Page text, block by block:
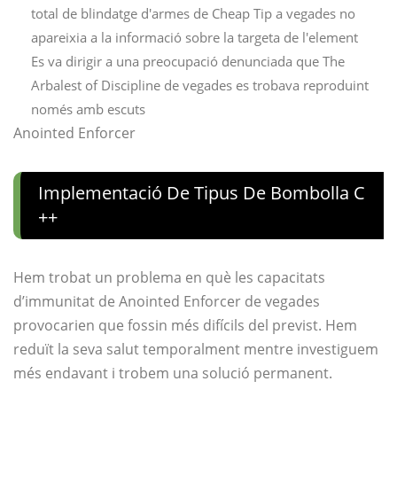
total de blindatge d'armes de Cheap Tip a vegades no
apareixia a la informació sobre la targeta de l'element
Es va dirigir a una preocupació denunciada que The
Arbalest of Discipline de vegades es trobava reproduint
només amb escuts
Anointed Enforcer
Implementació De Tipus De Bombolla C
++
Hem trobat un problema en què les capacitats
d’immunitat de Anointed Enforcer de vegades
provocarien que fossin més difícils del previst. Hem
reduït la seva salut temporalment mentre investiguem
més endavant i trobem una solució permanent.